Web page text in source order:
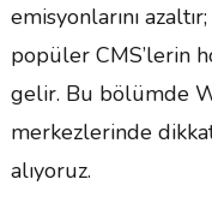
emisyonlarını
popüler CMS’lerin
gelir. Bu bölümde
merkezlerinde
alıyoruz.